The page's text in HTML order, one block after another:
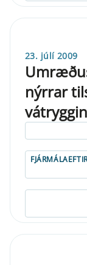
23. júlí 2009
nýrrar